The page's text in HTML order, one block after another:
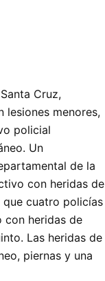
Cruz,
lesiones menores,
policial
Un
de la
con heridas de
que cuatro policías
con heridas de
Las heridas de
piernas y una